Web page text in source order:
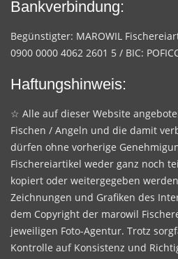
Bankverbindung:
Begünstigter: MAROWIL
0900 0000 4062 2601 5 / BIC:
Haftungshinweis:
☆ Alle auf dieser Website
Fischen / Angeln und die damit
dürfen ohne vorherige
Fischereiartikel weder ganz noch
kopiert oder weitergegeben
Zeichnungen und Grafiken des
dem Copyright der marowil
jeweiligen Foto-Agentur. Trotz
Kontrolle auf Konsistenz und